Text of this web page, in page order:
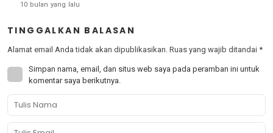
10 bulan yang lalu
TINGGALKAN BALASAN
Alamat email Anda tidak akan dipublikasikan. Ruas yang wajib ditandai *
Simpan nama, email, dan situs web saya pada peramban ini untuk
komentar saya berikutnya.